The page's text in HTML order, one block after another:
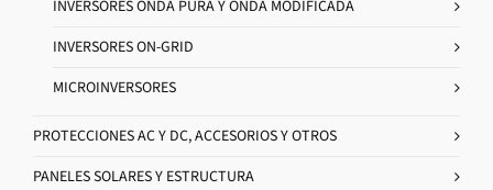
INVERSORES ONDA PURA Y ONDA MODIFICADA
INVERSORES ON-GRID
MICROINVERSORES
PROTECCIONES AC Y DC, ACCESORIOS Y OTROS
PANELES SOLARES Y ESTRUCTURA